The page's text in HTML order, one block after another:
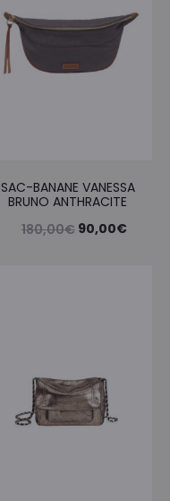
SAC-BANANE VANESSA
BRUNO ANTHRACITE
180,00€ Le
90,00€